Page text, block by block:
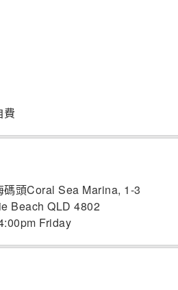
費
碼頭Coral Sea Marina, 1-3
Beach QLD 4802
Friday